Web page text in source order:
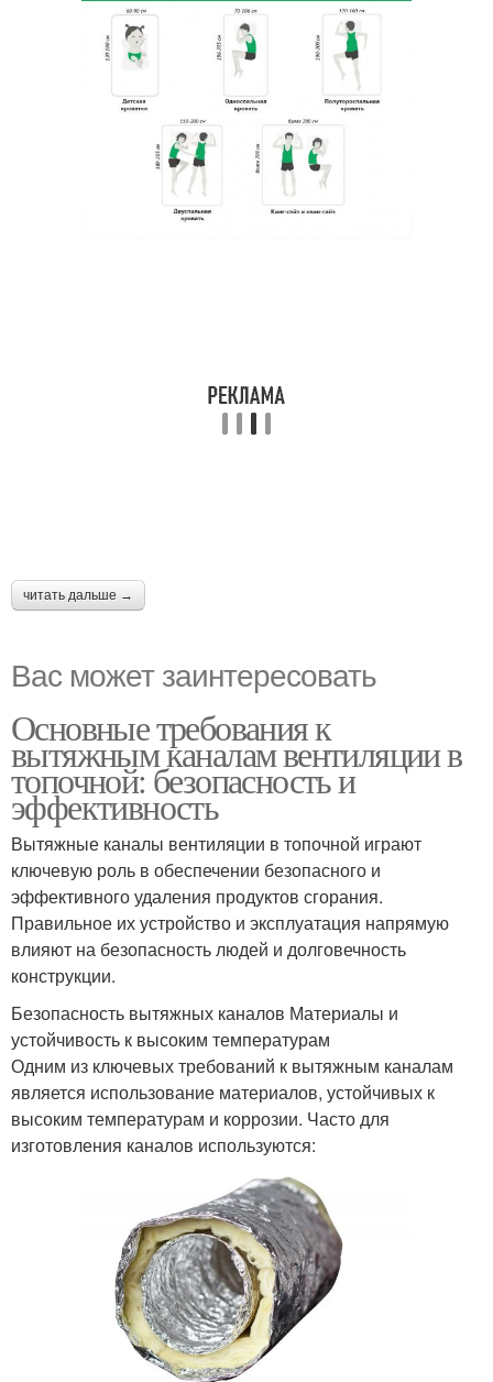
читать дальше →
Вас может заинтересовать
Основные требования к
вытяжным каналам вентиляции в
топочной: безопасность и
эффективность
Вытяжные каналы вентиляции в топочной играют
ключевую роль в обеспечении безопасного и
эффективного удаления продуктов сгорания.
Правильное их устройство и эксплуатация напрямую
влияют на безопасность людей и долговечность
конструкции.
Безопасность вытяжных каналов Материалы и
устойчивость к высоким температурам
Одним из ключевых требований к вытяжным каналам
является использование материалов, устойчивых к
высоким температурам и коррозии. Часто для
изготовления каналов используются: